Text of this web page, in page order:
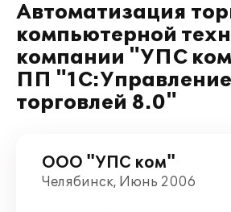
Автоматизация
компьютерной
компании "УПС
ПП "1С:Управление
торговлей 8.0"
ООО "УПС ком"
Челябинск, Июнь 2006